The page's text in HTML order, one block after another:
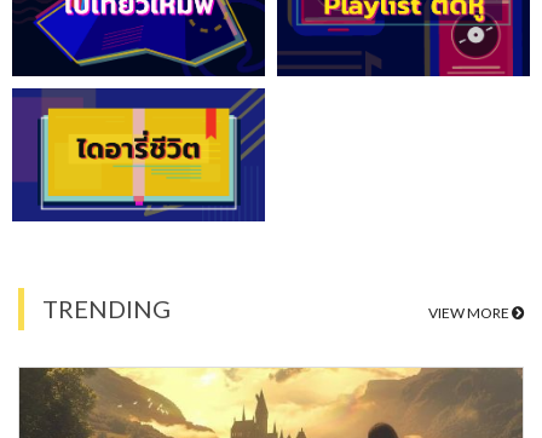
TRENDING VIEW MORE